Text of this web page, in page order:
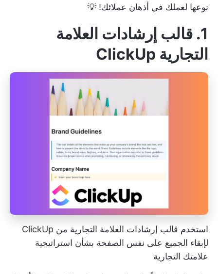
نوعها لعملك في أذهان عملائك! 💡
1. قالب إرشادات العلامة
التجارية ClickUp
استخدم قالب إرشادات العلامة التجارية من ClickUp
لإبقاء الجميع على نفس الصفحة بشأن استراتيجية
علامتك التجارية